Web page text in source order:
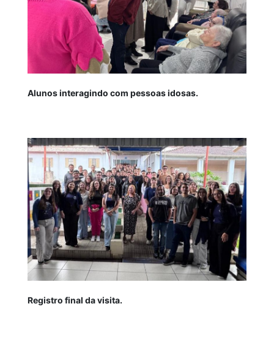
Alunos interagindo com pessoas idosas.
Registro final da visita.